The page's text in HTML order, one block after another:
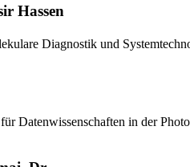
Hassen
Diagnostik und
Datenwissenschaften in der